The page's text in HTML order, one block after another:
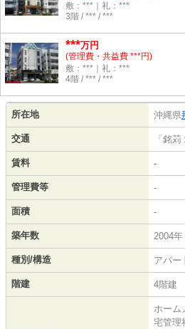
敷：***｜礼：***
3階 / *** / ***
***万円
(管理費・共益費 ***円)
敷：***｜礼：***
4階 / *** / ***
所在地 沖縄県
交通 「銘
賃料 -
管理費等 -
面積 -
築年数 2004
種別/構造 アパー
階建 4階建
ホーム
宅管理